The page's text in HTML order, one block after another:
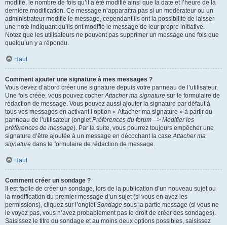
modifié, le nombre de fois qu’il a été modifié ainsi que la date et l’heure de la
dernière modification. Ce message n’apparaîtra pas si un modérateur ou un
administrateur modifie le message, cependant ils ont la possibilité de laisser
une note indiquant qu’ils ont modifié le message de leur propre initiative.
Notez que les utilisateurs ne peuvent pas supprimer un message une fois que
quelqu’un y a répondu.
Haut
Comment ajouter une signature à mes messages ?
Vous devez d’abord créer une signature depuis votre panneau de l’utilisateur.
Une fois créée, vous pouvez cocherAttacher ma signature sur le formulaire de
rédaction de message. Vous pouvez aussi ajouter la signature par défaut à
tous vos messages en activant l’option « Attacher ma signature » à partir du
panneau de l’utilisateur (ongletPréférences du forum --> Modifier les
préférences de message). Par la suite, vous pourrez toujours empêcher une
signature d’être ajoutée à un message en décochant la caseAttacher ma
signature dans le formulaire de rédaction de message.
Haut
Comment créer un sondage ?
Il est facile de créer un sondage, lors de la publication d’un nouveau sujet ou
la modification du premier message d’un sujet (si vous en avez les
permissions), cliquez sur l’ongletSondage sous la partie message (si vous ne
le voyez pas, vous n’avez probablement pas le droit de créer des sondages).
Saisissez le titre du sondage et au moins deux options possibles, saisissez